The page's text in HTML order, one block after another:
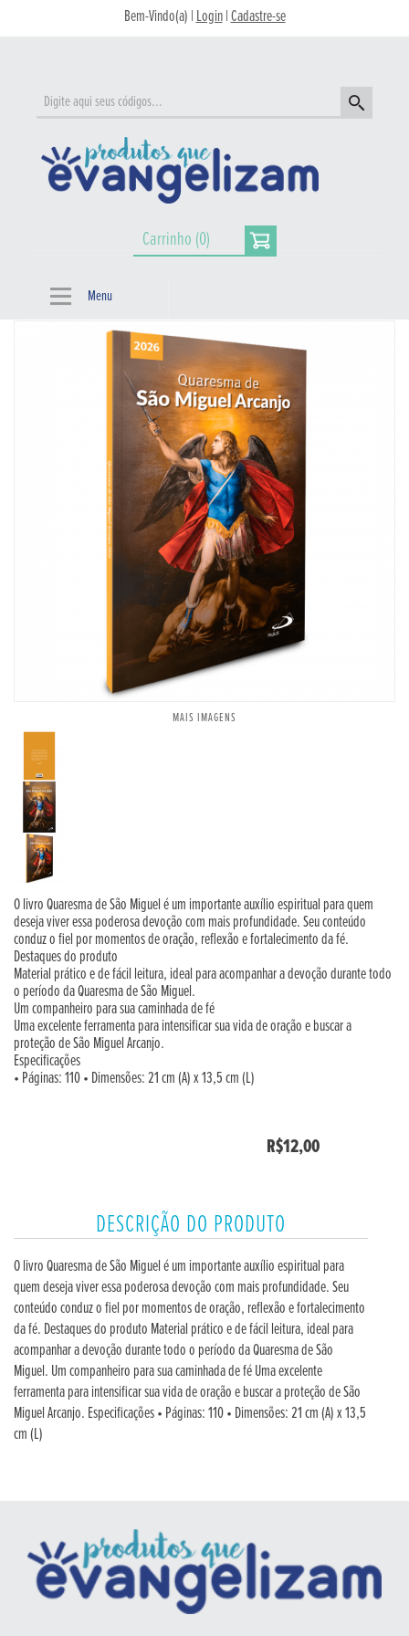
Bem-Vindo(a) |Login|Cadastre-se
Carrinho (0)
Menu
MAIS IMAGENS
O livro Quaresma de São Miguel é um importante auxílio espiritual para quem
deseja viver essa poderosa devoção com mais profundidade. Seu conteúdo
conduz o fiel por momentos de oração, reflexão e fortalecimento da fé.
Destaques do produto
Material prático e de fácil leitura, ideal para acompanhar a devoção durante todo
o período da Quaresma de São Miguel.
Um companheiro para sua caminhada de fé
Uma excelente ferramenta para intensificar sua vida de oração e buscar a
proteção de São Miguel Arcanjo.
Especificações
• Páginas: 110 • Dimensões: 21 cm (A) x 13,5 cm (L)
R$12,00
DESCRIÇÃO DO PRODUTO
O livro Quaresma de São Miguel é um importante auxílio espiritual para
quem deseja viver essa poderosa devoção com mais profundidade. Seu
conteúdo conduz o fiel por momentos de oração, reflexão e fortalecimento
da fé. Destaques do produto Material prático e de fácil leitura, ideal para
acompanhar a devoção durante todo o período da Quaresma de São
Miguel. Um companheiro para sua caminhada de fé Uma excelente
ferramenta para intensificar sua vida de oração e buscar a proteção de São
Miguel Arcanjo. Especificações • Páginas: 110 • Dimensões: 21 cm (A) x 13,5
cm (L)